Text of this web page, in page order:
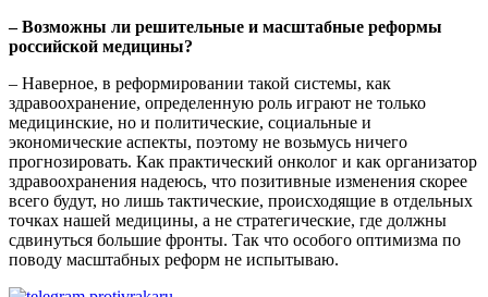
– Возможны ли решительные и масштабные реформы
российской медицины?
– Наверное, в реформировании такой системы, как
здравоохранение, определенную роль играют не только
медицинские, но и политические, социальные и
экономические аспекты, поэтому не возьмусь ничего
прогнозировать. Как практический онколог и как организатор
здравоохранения надеюсь, что позитивные изменения скорее
всего будут, но лишь тактические, происходящие в отдельных
точках нашей медицины, а не стратегические, где должны
сдвинуться большие фронты. Так что особого оптимизма по
поводу масштабных реформ не испытываю.